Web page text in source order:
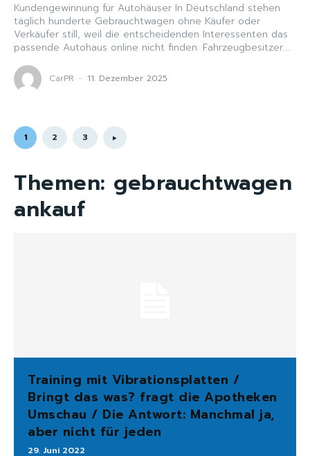
Kundengewinnung für Autohäuser In Deutschland stehen
täglich hunderte Gebrauchtwagen ohne Käufer oder
Verkäufer still, weil die entscheidenden Interessenten das
passende Autohaus online nicht finden. Fahrzeugbesitzer...
CarPR - 11. Dezember 2025
1 2 3
Themen: gebrauchtwagen
ankauf
Training mit Vibrationsplatten /
Bringt das was? fragt die Apotheken
Umschau / Die Antwort: Manchmal ja,
aber nicht für jeden
29. Juni 2022